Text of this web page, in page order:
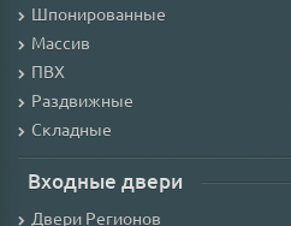
Шпонированные
Массив
ПВХ
Раздвижные
Складные
Входные двери
Двери Регионов